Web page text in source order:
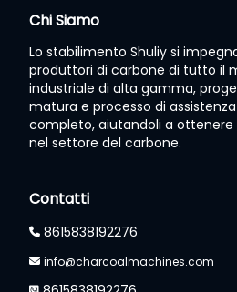
Chi Siamo
Lo stabilimento Shuliy si
produttori di carbone di tutto il
industriale di alta gamma,
matura e processo di
completo, aiutandoli a ottenere
nel settore del carbone.
Contatti
8615838192276
info@charcoalmachines.com